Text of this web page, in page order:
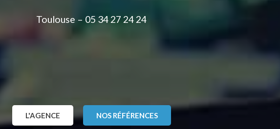
Toulouse – 05 34 27 24 24
L'AGENCE NOS RÉFÉRENCES